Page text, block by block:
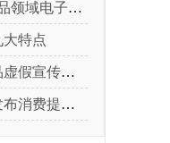
量投诉分析报告》
大特点
识别技巧
蔬安全的“通行证”